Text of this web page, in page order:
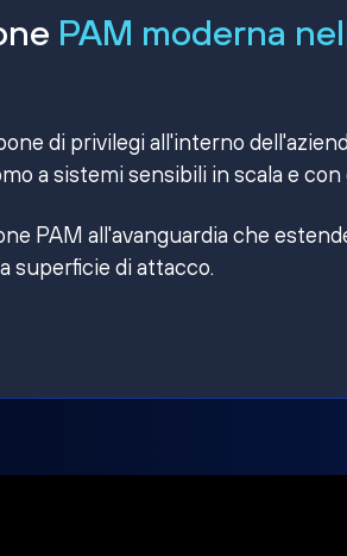
PAM moderna
di privilegi all'interno
a sistemi sensibili in scala e con
PAM all'avanguardia che
superficie di attacco.